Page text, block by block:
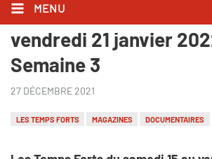
MENU
Les Temps Forts du
vendredi 21 janvier
Semaine 3
27 DÉCEMBRE 2021
LES TEMPS FORTS MAGAZINES DOCUMENTAIRES